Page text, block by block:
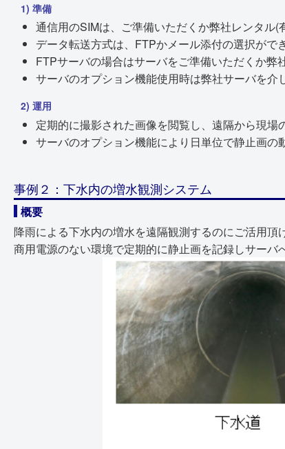
1) 準備
通信用のSIMは、ご準備いただくか弊社レンタル(
データ転送方式は、FTPかメール添付の選択がで
FTPサーバの場合はサーバをご準備いただくか弊
サーバのオプション機能使用時は弊社サーバを介
2) 運用
定期的に撮影された画像を閲覧し、遠隔から現場
サーバのオプション機能により日単位で静止画
事例２：下水内の増水観測システム
概要
降雨による下水内の増水を遠隔観測するのにご活用頂
商用電源のない環境で定期的に静止画を記録しサーバ